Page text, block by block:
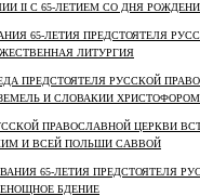
II С 65-ЛЕТИЕМ СО ДНЯ
65-ЛЕТИЯ ПРЕДСТОЯТЕЛЯ
ЛИТУРГИЯ
ПРЕДСТОЯТЕЛЯ РУССКОЙ
И СЛОВАКИИ ХРИСТОФОРОМ
ПРАВОСЛАВНОЙ ЦЕРКВИ
И ВСЕЙ ПОЛЬШИ САВВОЙ
65-ЛЕТИЯ ПРЕДСТОЯТЕЛЯ
БДЕНИЕ